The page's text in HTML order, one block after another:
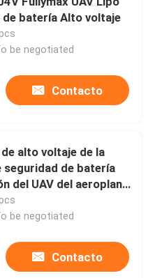
de batería Alto voltaje
be negotiated
Contacto
alto voltaje de la
seguridad de batería
del UAV del aeroplano
de 12s Lipo
47.04V 10C XT90-S
be negotiated
Contacto